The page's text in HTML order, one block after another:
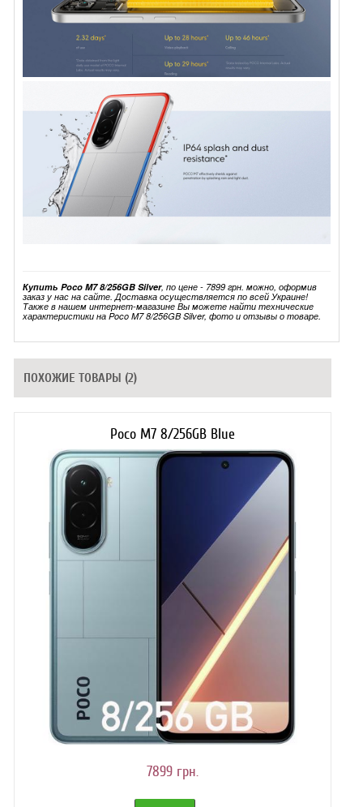
Купить Poco M7 8/256GB Silver, по цене - 7899 грн. можно, оформив
заказ у нас на сайте. Доставка осуществляется по всей Украине!
Также в нашем интернет-магазине Вы можете найти технические
характеристики на Poco M7 8/256GB Silver, фото и отзывы о товаре.
ПОХОЖИЕ ТОВАРЫ (2)
Poco M7 8/256GB Blue
7899 грн.